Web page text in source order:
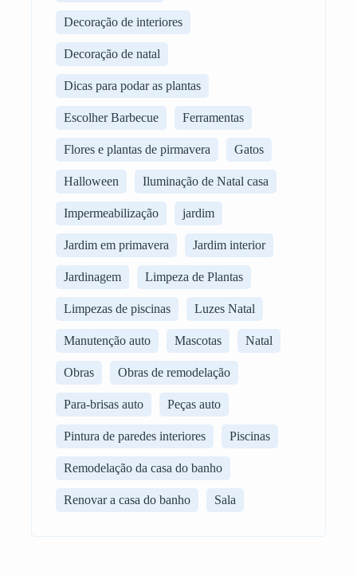
Decoração de interiores
Decoração de natal
Dicas para podar as plantas
Escolher Barbecue Ferramentas
Flores e plantas de pirmavera Gatos
Halloween Iluminação de Natal casa
Impermeabilização jardim
Jardim em primavera Jardim interior
Jardinagem Limpeza de Plantas
Limpezas de piscinas Luzes Natal
Manutenção auto Mascotas Natal
Obras Obras de remodelação
Para-brisas auto Peças auto
Pintura de paredes interiores Piscinas
Remodelação da casa do banho
Renovar a casa do banho Sala